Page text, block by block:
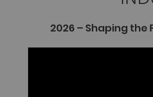
2026 – Shaping